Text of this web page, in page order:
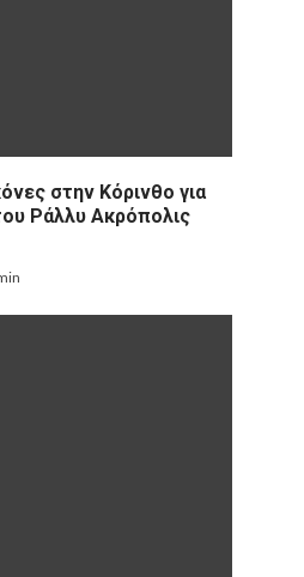
στην Κόρινθο για
Ράλλυ Ακρόπολις